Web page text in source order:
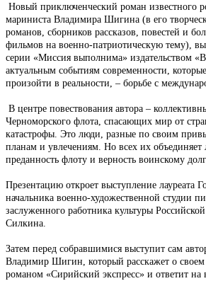
Новый приключенческий роман известного
мариниста Владимира Шигина (в его
романов, сборников рассказов, повестей и
фильмов на военно-патриотическую тему),
серии «Миссия выполнима» издательством
актуальным событиям современности,
произойти в реальности, – борьбе с
В центре повествования автора –
Черноморского флота, спасающих мир от
катастрофы. Это люди, разные по своим
планам и увлечениям. Но всех их объединяет
преданность флоту и верность воинскому
Презентацию откроет выступление лауреата
начальника военно-художественной студии
заслуженного работника культуры
Силкина.
Затем перед собравшимися выступит сам
Владимир Шигин, который расскажет о своем
романом «Сирийский экспресс» и ответит на